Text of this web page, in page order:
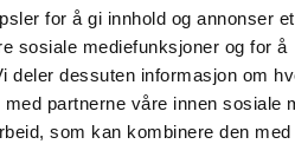
for å gi innhold og annonser et
sosiale mediefunksjoner og for å
deler dessuten informasjon om
partnerne våre innen sosiale
som kan kombinere den med
735
&
32
393